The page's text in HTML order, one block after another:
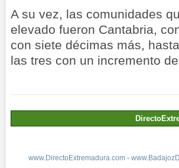
A su vez, las comunidades
elevado fueron Cantabria,
con siete décimas más,
las tres con un incremento
www.DirectoExtremadura.com-